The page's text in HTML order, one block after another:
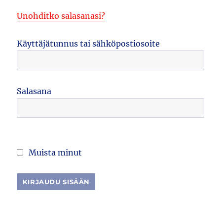
Unohditko salasanasi?
Käyttäjätunnus tai sähköpostiosoite
Salasana
Muista minut